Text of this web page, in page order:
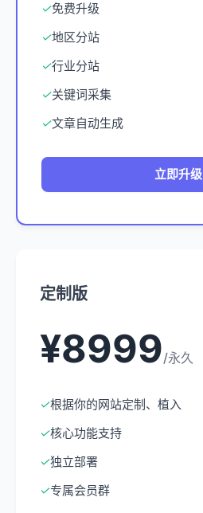
✓免费升级
✓地区分站
✓行业分站
✓关键词采集
✓文章自动生成
立即升级
定制版
¥8999/永久
✓根据你的网站定制、植入
✓核心功能支持
✓独立部署
✓专属会员群